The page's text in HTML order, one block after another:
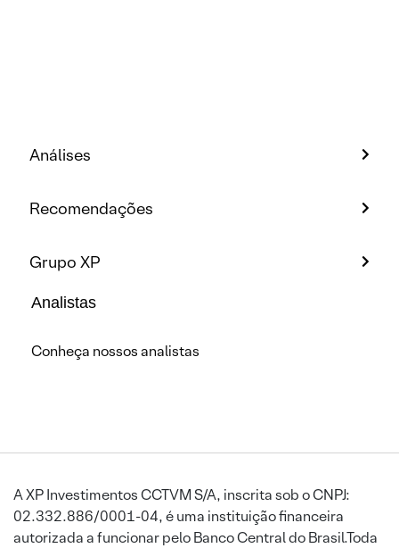
Análises
Recomendações
Grupo XP
Analistas
Conheça nossos analistas
A XP Investimentos CCTVM S/A, inscrita sob o CNPJ:
02.332.886/0001-04, é uma instituição financeira
autorizada a funcionar pelo Banco Central do Brasil.Toda